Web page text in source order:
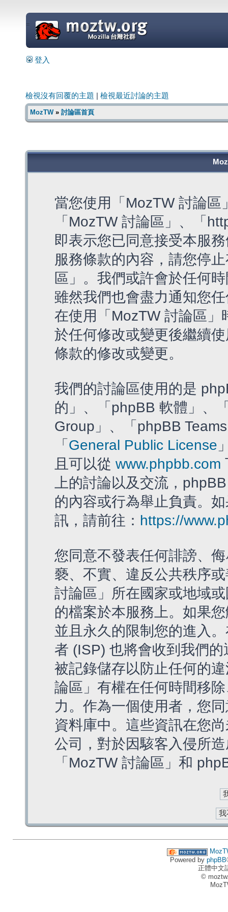
=
登入
檢視沒有回覆的主題 檢視最近討論的主題
MozTW» 討論區首頁
當您使用「MozTW 討論
「MozTW 討論區」、「
即表示您已同意接受本服
服務條款的內容，請您停
區」。我們或許會於任何
雖然我們也會盡力通知您
在使用「MozTW 討論區
於任何修改或變更後繼續
條款的修改或變更。
我們的討論區使用的是
的」、「phpBB 軟體」、
Group」、「phpBB
「 General Public License
且可以從 www.phpbb.com
上的討論以及交流，
的內容或行為舉止負責。
訊，請前往： https://
您同意不發表任何誹謗、
褻、不實、違反公共秩序
討論區」所在國家或地域
的檔案於本服務上。如果
並且永久的限制您的進入
者 (ISP) 也將會收到我們
被記錄儲存以防止任何的
論區」有權在任何時間移
力。作為一個使用者，您
資料庫中。這些資訊在您
公司，對於因駭客入侵所
「MozTW 討論區」和
Powered by phpBB
正體中文
©